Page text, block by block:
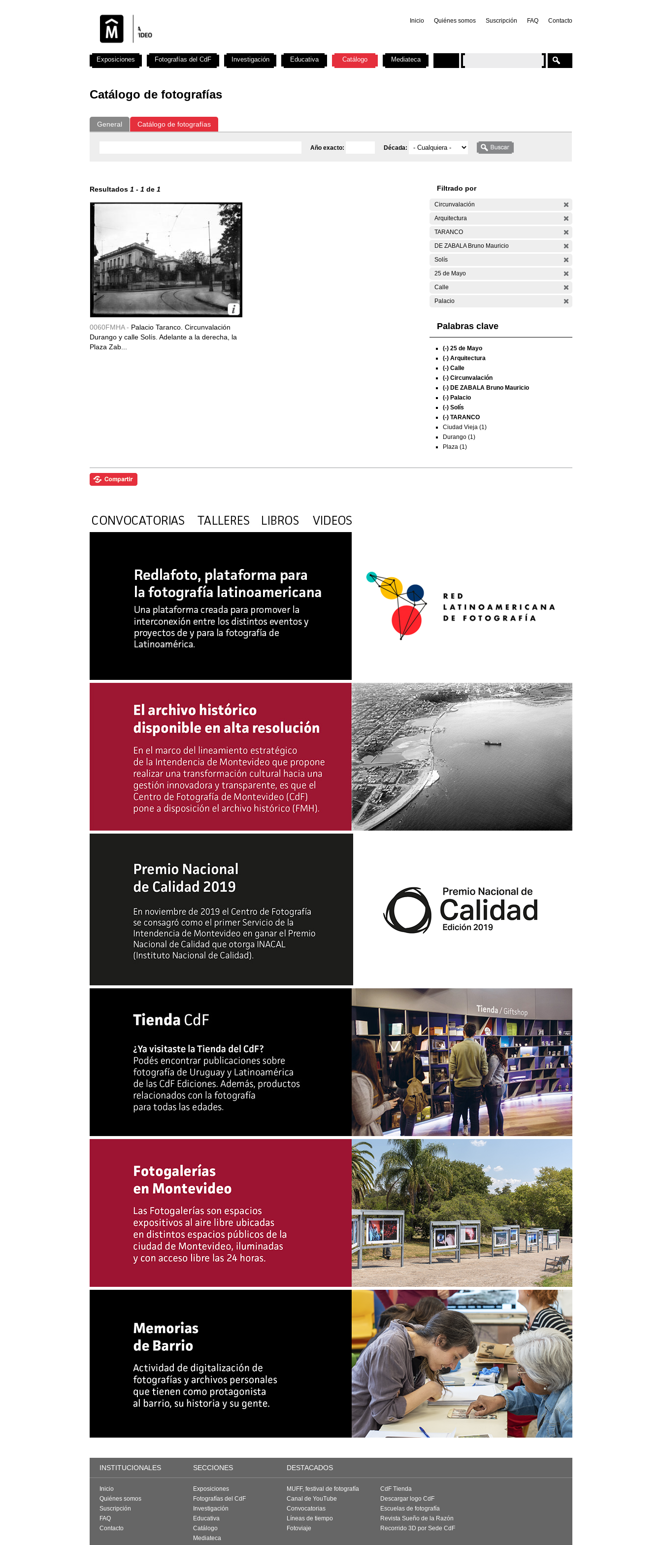
Inicio Quiénes somos Suscripción FAQ Contacto
Catálogo de fotografías
General Catálogo de fotografías
Año exacto: Década:
Resultados 1 - 1 de 1
0060FMHA - Palacio Taranco. Circunvalación
Durango y calle Solís. Adelante a la derecha, la
Plaza Zab...
Filtrado por
Circunvalación
Arquitectura
TARANCO
DE ZABALA Bruno Mauricio
Solís
25 de Mayo
Calle
Palacio
Palabras clave
(-) 25 de Mayo
(-) Arquitectura
(-) Calle
(-) Circunvalación
(-) DE ZABALA Bruno Mauricio
(-) Palacio
(-) Solís
(-) TARANCO
Ciudad Vieja (1)
Durango (1)
Plaza (1)
Exposiciones Fotografías del CdF Investigación Educativa Catálogo Mediateca
INSTITUCIONALES SECCIONES DESTACADOS
Inicio
Quiénes somos
Suscripción
FAQ
Contacto
Exposiciones
Fotografías del CdF
Investigación
Educativa
Catálogo
Mediateca
MUFF, festival de fotografía
Canal de YouTube
Convocatorias
Líneas de tiempo
Fotoviaje
CdF Tienda
Descargar logo CdF
Escuelas de fotografía
Revista Sueño de la Razón
Recorrido 3D por Sede CdF